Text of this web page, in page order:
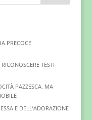
PRECOCE
TESTI
PAZZESCA. MA
E DELL’ADORAZIONE